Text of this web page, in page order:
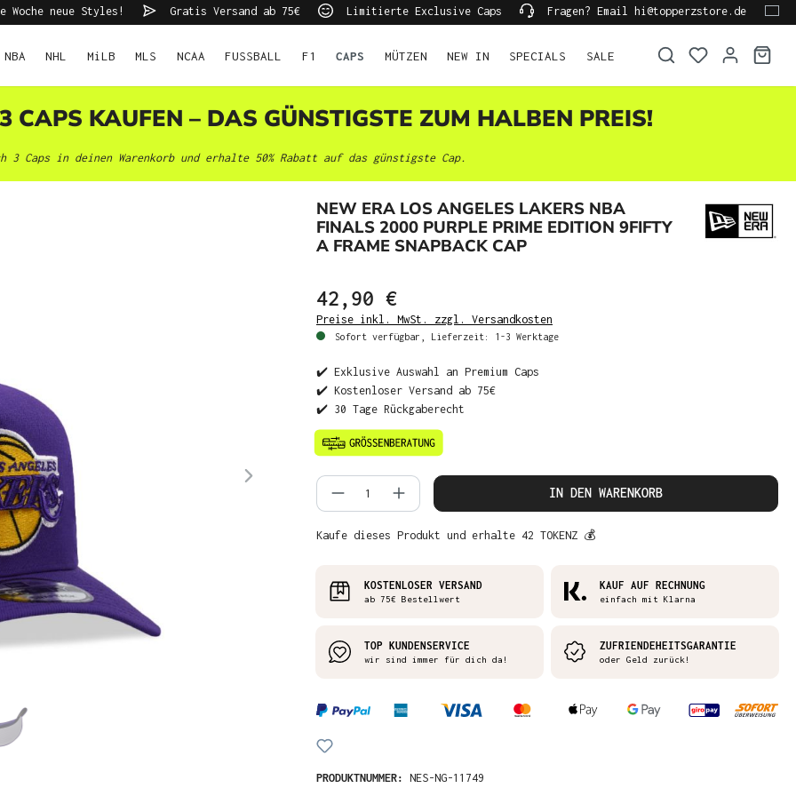
Woche neue Styles! Gratis Versand ab 75€ Limitierte Exclusive Caps Fragen? Email hi@topperzstore.de
NBA NHL MiLB MLS NCAA FUSSBALL F1 CAPS MÜTZEN NEW IN SPECIALS SALE
CAPS KAUFEN – DAS GÜNSTIGSTE ZUM HALBEN PREIS!
3 Caps in deinen Warenkorb und erhalte 50% Rabatt auf das günstigste Cap.
NEW ERA LOS ANGELES LAKERS NBA
FINALS 2000 PURPLE PRIME EDITION 9FIFTY
A FRAME SNAPBACK CAP
42,90 €
Preise inkl. MwSt. zzgl. Versandkosten
Sofort verfügbar, Lieferzeit: 1-3 Werktage
✔️ Exklusive Auswahl an Premium Caps
✔️ Kostenloser Versand ab 75€
✔️ 30 Tage Rückgaberecht
Produkt Anzahl: Gib den gewünschten Wert
IN DEN WARENKORB
Kaufe dieses Produkt und erhalte 42 TOKENZ 💰
KOSTENLOSER VERSAND
ab 75€ Bestellwert
KAUF AUF RECHNUNG
einfach mit Klarna
TOP KUNDENSERVICE
wir sind immer für dich da!
ZUFRIENDEHEITSGARANTIE
oder Geld zurück!
PRODUKTNUMMER: NES-NG-11749